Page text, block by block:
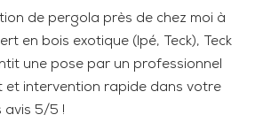
de pergola près de chez moi à
en bois exotique (Ipé, Teck), Teck
une pose par un professionnel
et intervention rapide dans votre
avis 5/5 !